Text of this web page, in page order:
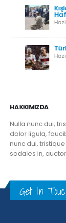
Haziran
Türkiye
Nulla nunc dui,
nunc dui,
sodales in,